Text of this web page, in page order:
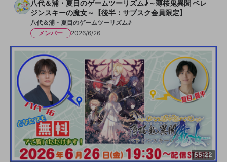
八代＆浦・夏目のゲームツーリズム♪～薄桜鬼異聞 ベレ
ジンスキーの魔女～【後半：サブスク会員限定】
八代＆浦・夏目のゲームツーリズム♪
メンバー
2026/6/26
55:22